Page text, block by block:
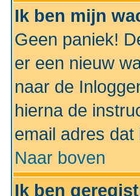
Ik ben mijn
Geen paniek!
er een nieuw
naar de
hierna de
email adres dat
Naar boven
Ik ben